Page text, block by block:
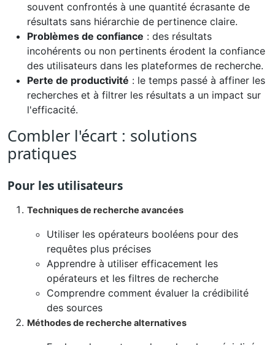
souvent confrontés à une quantité écrasante de
résultats sans hiérarchie de pertinence claire.
Problèmes de confiance : des résultats
incohérents ou non pertinents érodent la confiance
des utilisateurs dans les plateformes de recherche.
Perte de productivité : le temps passé à affiner les
recherches et à filtrer les résultats a un impact sur
l'efficacité.
Combler l'écart : solutions
pratiques
Pour les utilisateurs
Techniques de recherche avancées
Utiliser les opérateurs booléens pour des
requêtes plus précises
Apprendre à utiliser efficacement les
opérateurs et les filtres de recherche
Comprendre comment évaluer la crédibilité
des sources
Méthodes de recherche alternatives